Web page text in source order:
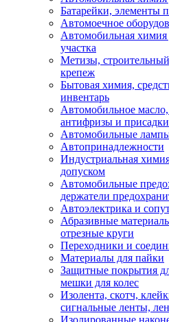
Батарейки, элементы
Автомоечное
Автомобильная химия
участка
Метизы,
крепеж
Бытовая химия,
инвентарь
Автомобильное
антифризы и присадки
Автомобильные
Автопринадлежности
Индустриальная
допуском
Автомобильные
держатели
Автоэлектрика и
Абразивные
отрезные круги
Переходники и
Материалы для пайки
Защитные покрытия
мешки для колес
Изолента, скотч,
сигнальные ленты,
Изолированные